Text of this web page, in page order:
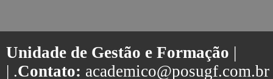
Unidade de Gestão e Formação |
| .Contato: academico@posugf.com.br